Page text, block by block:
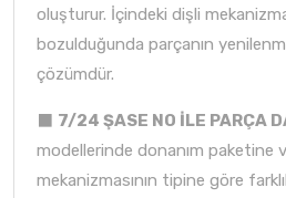
oluşturur. İçindeki dişli
bozulduğunda parçanın
çözümdür.
⬛ 7/24 ŞASE NO İLE PARÇA
modellerinde donanım paketine
mekanizmasının tipine göre